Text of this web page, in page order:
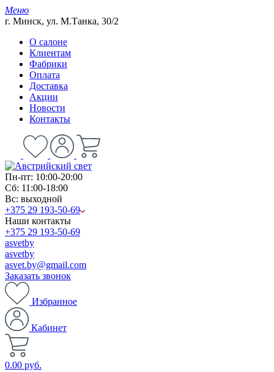
Меню
г. Минск, ул. М.Танка, 30/2
О салоне
Клиентам
Фабрики
Оплата
Доставка
Акции
Новости
Контакты
Пн-пт: 10:00-20:00
Сб: 11:00-18:00
Вс: выходной
+375 29 193-50-69
Наши контакты
+375 29 193-50-69
asvetby
asvetby
asvet.by@gmail.com
Заказать звонок
Избранное
Кабинет
0.00 руб.